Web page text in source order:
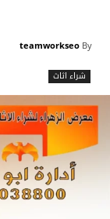
By
teamworkseo
شراء اثاث